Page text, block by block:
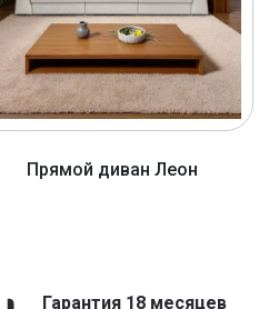
Прямой диван Леон
Гарантия 18 месяцев